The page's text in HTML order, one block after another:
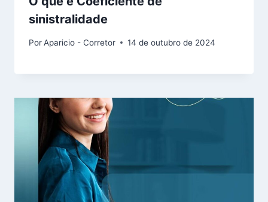
sinistralidade
PorAparicio - Corretor 14 de outubro de 2024